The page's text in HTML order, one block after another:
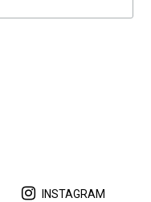
INSTAGRAM